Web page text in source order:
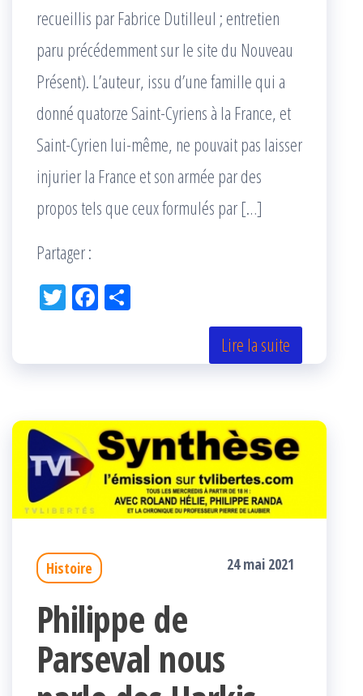
recueillis par Fabrice Dutilleul ; entretien
paru précédemment sur le site du Nouveau
Présent). L’auteur, issu d’une famille qui a
donné quatorze Saint-Cyriens à la France, et
Saint-Cyrien lui-même, ne pouvait pas laisser
injurier la France et son armée par des
propos tels que ceux formulés par […]
Partager :
Tw Fac
k r
Lire la suite
Histoire 24 mai 2021
Philippe de
Parseval nous